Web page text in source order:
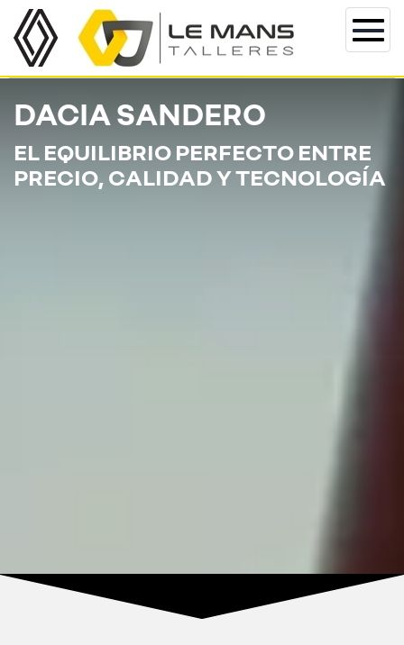
DACIA SANDERO
EL EQUILIBRIO PERFECTO ENTRE
PRECIO, CALIDAD Y TECNOLOGÍA